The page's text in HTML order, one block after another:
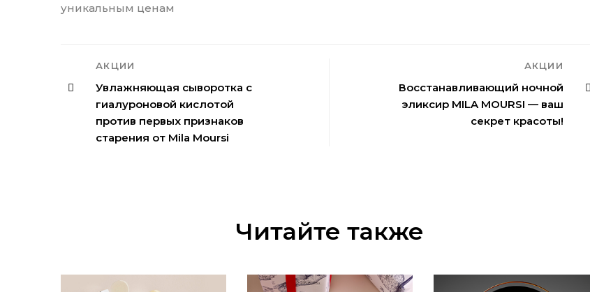
уникальным ценам
АКЦИИ
Увлажняющая сыворотка с
гиалуроновой кислотой
против первых признаков
старения от Mila Moursi
АКЦИИ
Восстанавливающий ночной
эликсир MILA MOURSI — ваш
секрет красоты!
Читайте также